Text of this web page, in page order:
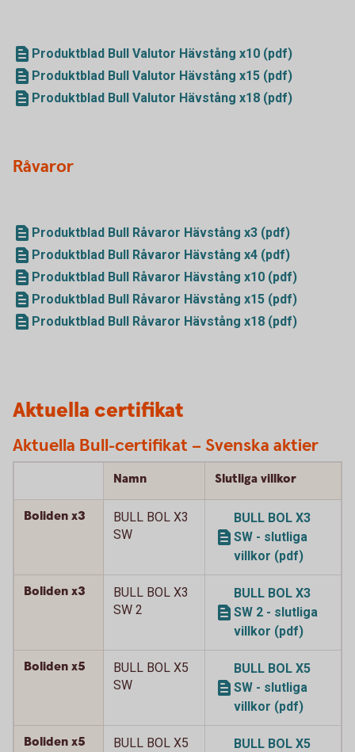
Produktblad Bull Valutor Hävstång x10 (pdf)
Produktblad Bull Valutor Hävstång x15 (pdf)
Produktblad Bull Valutor Hävstång x18 (pdf)
Råvaror
Produktblad Bull Råvaror Hävstång x3 (pdf)
Produktblad Bull Råvaror Hävstång x4 (pdf)
Produktblad Bull Råvaror Hävstång x10 (pdf)
Produktblad Bull Råvaror Hävstång x15 (pdf)
Produktblad Bull Råvaror Hävstång x18 (pdf)
Aktuella certifikat
Aktuella Bull-certifikat – Svenska aktier
Namn Slutliga villkor
Boliden x3
BULL BOL X3
SW
BULL BOL X3
SW - slutliga
villkor (pdf)
Boliden x3
BULL BOL X3
SW 2
BULL BOL X3
SW 2 - slutliga
villkor (pdf)
Boliden x5
BULL BOL X5
SW
BULL BOL X5
SW - slutliga
villkor (pdf)
Boliden x5
BULL BOL X5
BULL BOL X5